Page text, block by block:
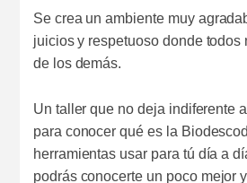
Se crea un ambiente muy
juicios y respetuoso donde todos
de los demás.
Un taller que no deja indiferente
para conocer qué es la
herramientas usar para tú día a
podrás conocerte un poco mejor